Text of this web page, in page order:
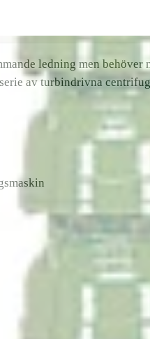
ledning men
av turbindrivna